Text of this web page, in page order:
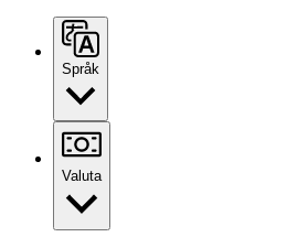
Språk
Valuta